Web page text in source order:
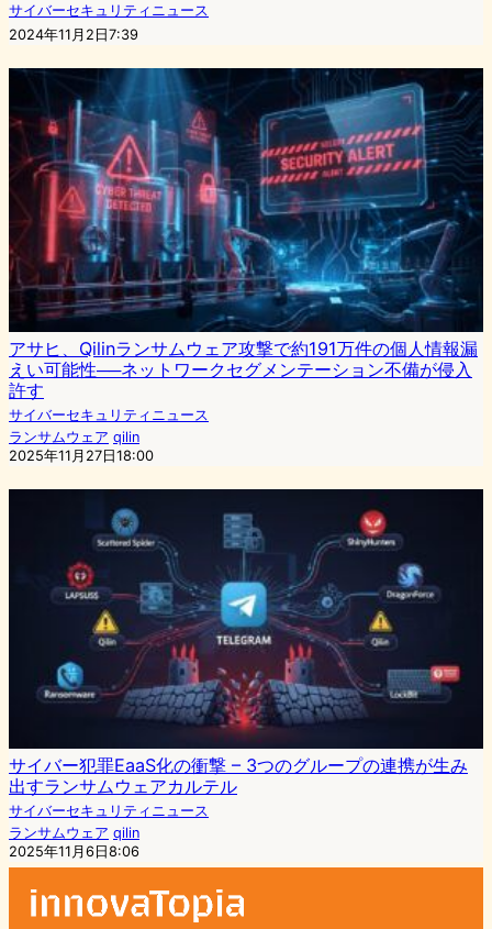
サイバーセキュリティニュース
2024年11月2日7:39
アサヒ、Qilinランサムウェア攻撃で約191万件の個人情報漏
えい可能性──ネットワークセグメンテーション不備が侵入
許す
サイバーセキュリティニュース
ランサムウェア qilin
2025年11月27日18:00
サイバー犯罪EaaS化の衝撃 – 3つのグループの連携が生み
出すランサムウェアカルテル
サイバーセキュリティニュース
ランサムウェア qilin
2025年11月6日8:06